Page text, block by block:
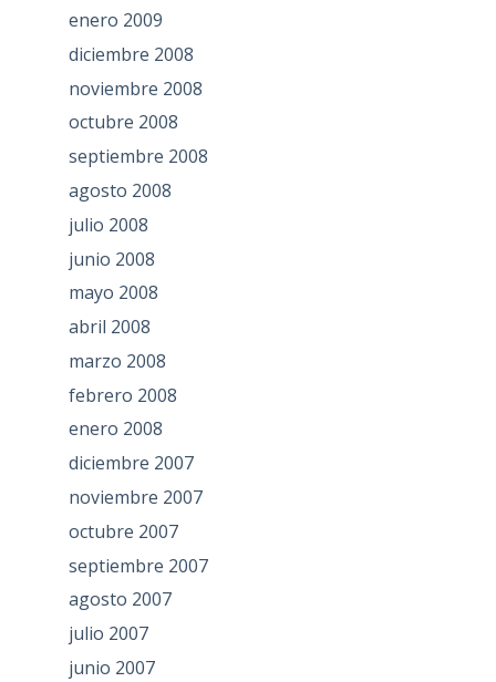
enero 2009
diciembre 2008
noviembre 2008
octubre 2008
septiembre 2008
agosto 2008
julio 2008
junio 2008
mayo 2008
abril 2008
marzo 2008
febrero 2008
enero 2008
diciembre 2007
noviembre 2007
octubre 2007
septiembre 2007
agosto 2007
julio 2007
junio 2007